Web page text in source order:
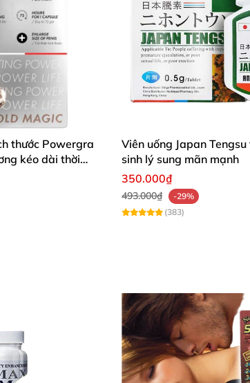
thước Powergra
kéo dài thời
Viên uống Japan
sinh lý sung mãn mạnh
350.000₫
493.000₫
-29%
(383)